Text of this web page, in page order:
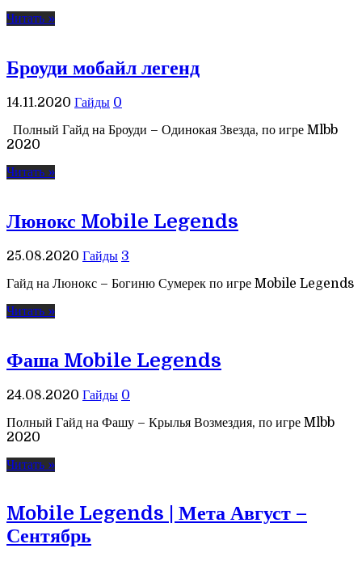
Читать »
Броуди мобайл легенд
14.11.2020 Гайды 0
Полный Гайд на Броуди – Одинокая Звезда, по игре Mlbb
2020
Читать »
Люнокс Mobile Legends
25.08.2020 Гайды 3
Гайд на Люнокс – Богиню Сумерек по игре Mobile Legends
Читать »
Фаша Mobile Legends
24.08.2020 Гайды 0
Полный Гайд на Фашу – Крылья Возмездия, по игре Mlbb
2020
Читать »
Mobile Legends | Мета Август –
Сентябрь